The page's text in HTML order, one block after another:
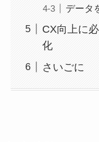
データ
CX向上に
化
さいごに